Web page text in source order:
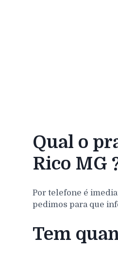
Qual o
Rico MG
Por telefone é
pedimos para que
Tem